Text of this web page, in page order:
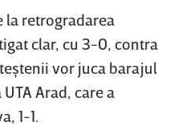
la retrogradarea
clar, cu 3-0, contra
vor juca barajul
Arad, care a
1-1.